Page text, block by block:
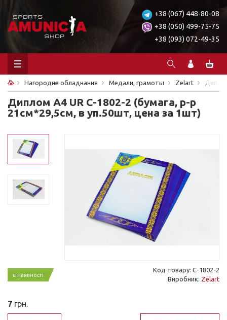
+38 (067) 448-80-08
+38 (050) 499-75-75
+38 (093) 072-49-35
Нагородне обладнання Медали, грамоты Zelart
Диплом А4 UR С-1802-2 (бумага, р-р
21см*29,5см, в уп.50шт, цена за 1шт)
в наявності
Код товару: С-1802-2
Виробник: Zelart
7 грн.